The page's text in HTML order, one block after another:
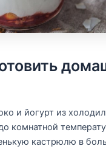
и йогурт из
комнатной
кастрюлю в